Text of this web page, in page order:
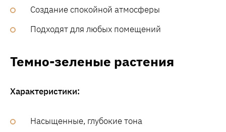
Создание спокойной атмосферы
Подходят для любых помещений
Темно-зеленые растения
Характеристики:
Насыщенные, глубокие тона